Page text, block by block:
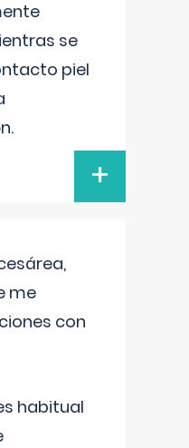
se
piel
+
me
con
habitual